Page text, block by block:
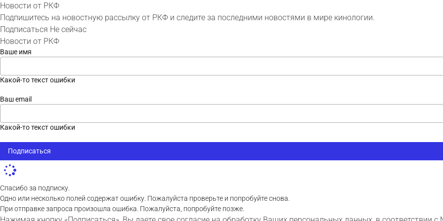
Новости от РКФ
Подпишитесь на новостную рассылку от РКФ и следите за последними новостями в мире кинологии.
Подписаться Не сейчас
Новости от РКФ
Ваше имя
Какой-то текст ошибки
Ваш email
Какой-то текст ошибки
Подписаться
Спасибо за подписку.
Одно или несколько полей содержат ошибку. Пожалуйста проверьте и попробуйте снова.
При отправке запроса произошла ошибка. Пожалуйста, попробуйте позже.